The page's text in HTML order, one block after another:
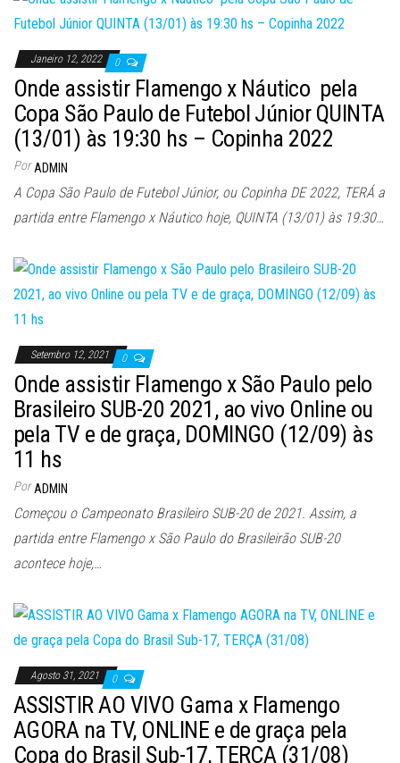
Janeiro 12, 2022 0
Onde assistir Flamengo x Náutico pela
Copa São Paulo de Futebol Júnior QUINTA
(13/01) às 19:30 hs – Copinha 2022
Por ADMIN
A Copa São Paulo de Futebol Júnior, ou Copinha DE 2022, TERÁ a
partida entre Flamengo x Náutico hoje, QUINTA (13/01) às 19:30…
Setembro 12, 2021 0
Onde assistir Flamengo x São Paulo pelo
Brasileiro SUB-20 2021, ao vivo Online ou
pela TV e de graça, DOMINGO (12/09) às
11 hs
Por ADMIN
Começou o Campeonato Brasileiro SUB-20 de 2021. Assim, a
partida entre Flamengo x São Paulo do Brasileirão SUB-20
acontece hoje,…
Agosto 31, 2021 0
ASSISTIR AO VIVO Gama x Flamengo
AGORA na TV, ONLINE e de graça pela
Copa do Brasil Sub-17, TERÇA (31/08)